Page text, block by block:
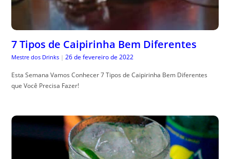
7 Tipos de Caipirinha Bem Diferentes
Mestre dos Drinks | 26 de fevereiro de 2022
Esta Semana Vamos Conhecer 7 Tipos de Caipirinha Bem Diferentes
que Você Precisa Fazer!